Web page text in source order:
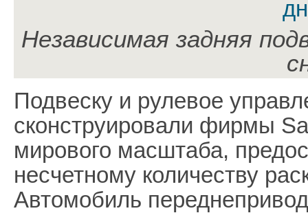
Независимая задняя
Подвеску и рулевое
сконструировали фирмы
мирового масштаба,
несчетному количеству
Автомобиль